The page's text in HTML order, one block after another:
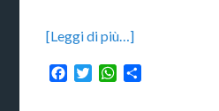
[Leggi di più…]
Facebook
TwitterWhatsApp